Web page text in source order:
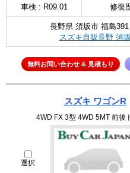
車検 : R09.01 修復
長野県 須坂市 福島391
スズキ自販長野 須坂
無料お問い合わせ & 見積もり
スズキ ワゴンR
4WD FX 3型 4WD 5MT 前後
選択